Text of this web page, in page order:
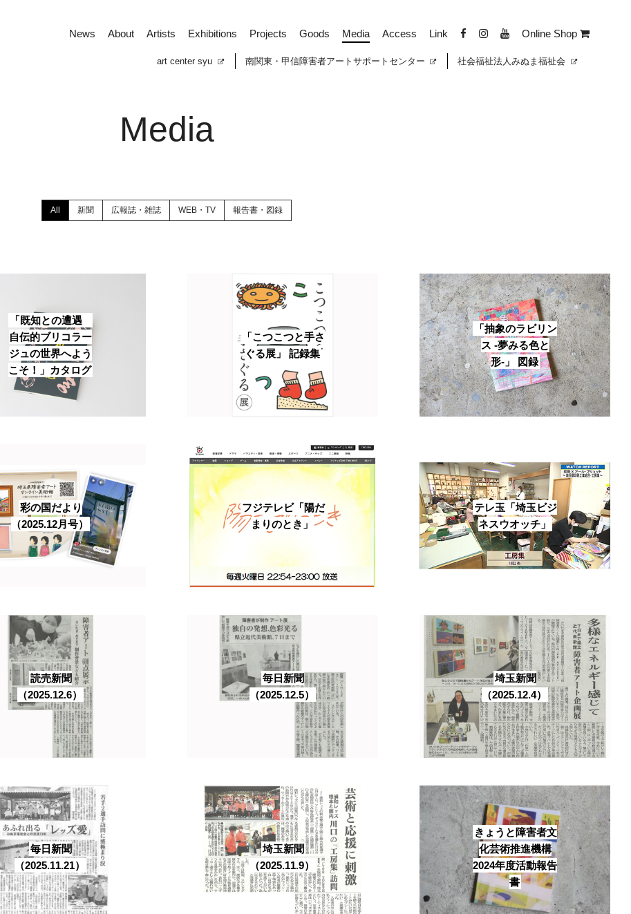
News About Artists Exhibitions Projects Goods Media Access Link Online Shop
art center syu 南関東・甲信障害者アートサポートセンター 社会福祉法人みぬま福祉会
Media
All 新聞 広報誌・雑誌 WEB・TV 報告書・図録
「既知との遭遇
自伝的ブリコラー
ジュの世界へよう
こそ！」カタログ
「こつこつと手さ
ぐる展」 記録集
「抽象のラビリン
ス -夢みる色と
形-」 図録
彩の国だより
（2025.12月号）
フジテレビ「陽だ
まりのとき」
テレ玉「埼玉ビジ
ネスウオッチ」
読売新聞
（2025.12.6）
毎日新聞
（2025.12.5）
埼玉新聞
（2025.12.4）
毎日新聞
（2025.11.21）
埼玉新聞
（2025.11.9）
きょうと障害者文
化芸術推進機構
2024年度活動報告
書